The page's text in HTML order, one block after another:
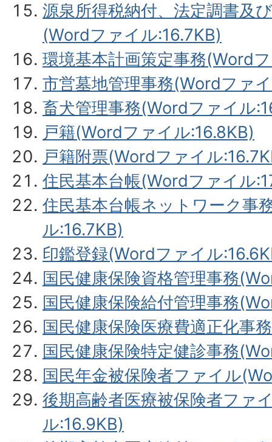
源泉所得税納付、法定調書及
(Wordファイル:16.7KB)
環境基本計画策定事務(Word
市営墓地管理事務(Wordファ
畜犬管理事務(Wordファイル
戸籍(Wordファイル:16.8KB)
戸籍附票(Wordファイル
住民基本台帳(Wordファイル
住民基本台帳ネットワーク事
ル:16.7KB)
印鑑登録(Wordファイル
国民健康保険資格管理事務
国民健康保険給付管理事務
国民健康保険医療費適正化事
国民健康保険特定健診事務
国民年金被保険者ファイル
後期高齢者医療被保険者ファ
ル:16.9KB)